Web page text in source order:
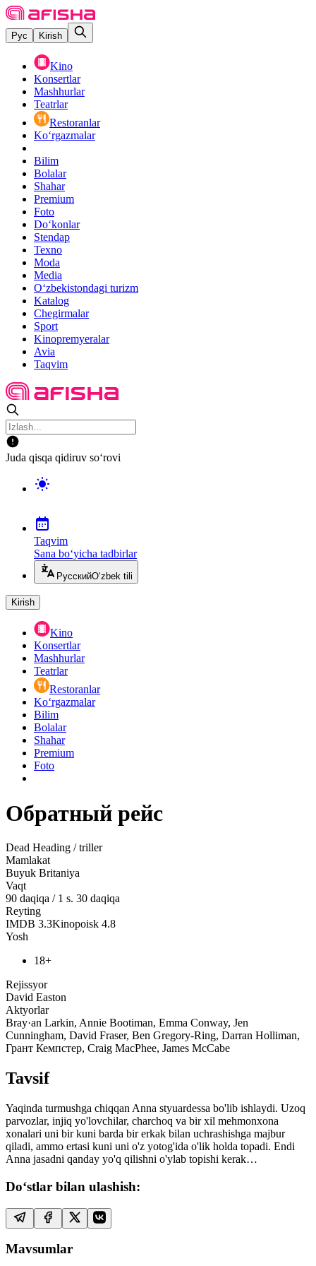
Рус Kirish
Kino
Konsertlar
Mashhurlar
Teatrlar
Restoranlar
Ko‘rgazmalar
Bilim
Bolalar
Shahar
Premium
Foto
Do‘konlar
Stendap
Texno
Moda
Media
O‘zbekistondagi turizm
Katalog
Chegirmalar
Sport
Kinopremyeralar
Avia
Taqvim
Juda qisqa qidiruv so‘rovi
Taqvim
Sana bo‘yicha tadbirlar
РусскийO‘zbek tili
Kirish
Kino
Konsertlar
Mashhurlar
Teatrlar
Restoranlar
Ko‘rgazmalar
Bilim
Bolalar
Shahar
Premium
Foto
Обратный рейс
Dead Heading / triller
Mamlakat
Buyuk Britaniya
Vaqt
90 daqiqa / 1 s. 30 daqiqa
Reyting
IMDB 3.3Kinopoisk 4.8
Yosh
18+
Rejissyor
David Easton
Aktyorlar
Bray·an Larkin, Annie Bootiman, Emma Conway, Jen
Cunningham, David Fraser, Ben Gregory-Ring, Darran Holliman,
Грант Кемпстер, Craig MacPhee, James McCabe
Tavsif
Yaqinda turmushga chiqqan Anna styuardessa bo'lib ishlaydi. Uzoq
parvozlar, injiq yo'lovchilar, charchoq va bir xil mehmonxona
xonalari uni bir kuni barda bir erkak bilan uchrashishga majbur
qiladi, ammo ertasi kuni uni o'z yotog'ida o'lik holda topadi. Endi
Anna jasadni qanday yo'q qilishni o'ylab topishi kerak…
Do‘stlar bilan ulashish:
Mavsumlar